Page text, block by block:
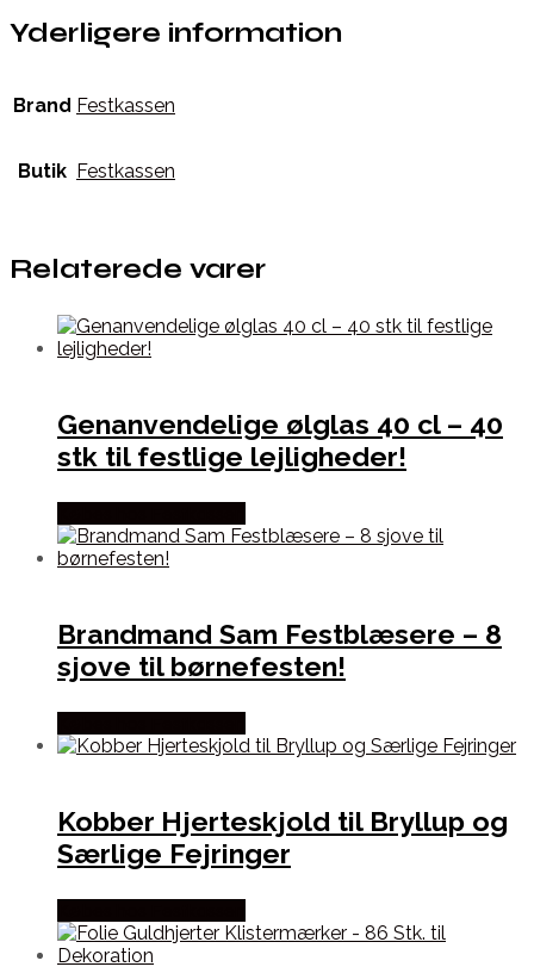
Yderligere information
Brand Festkassen
Butik Festkassen
Relaterede varer
Genanvendelige ølglas 40 cl – 40
stk til festlige lejligheder!
Brandmand Sam Festblæsere – 8
sjove til børnefesten!
Kobber Hjerteskjold til Bryllup og
Særlige Fejringer